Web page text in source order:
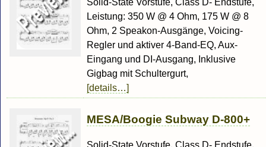
Leistung: 350 W @ 4 Ohm, 175 W @ 8
Ohm, 2 Speakon-Ausgänge, Voicing-
Regler und aktiver 4-Band-EQ, Aux-
Eingang und DI-Ausgang, Inklusive
Gigbag mit Schultergurt,
[details…]
MESA/Boogie Subway D-800+
Solid-State Vorstufe, Class D- Endstufe,